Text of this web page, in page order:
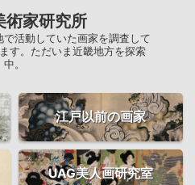
術家研究所
活動していた画家を調査して
す。ただいま近畿地方を探索
中。
江戸以前の画家
UAG美人画研究室